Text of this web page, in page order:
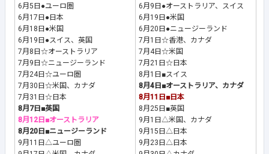
6月5日●ユーロ圏
6月17日●日本
6月18日●米国
6月19日●スイス、英国
7月8日☆オーストラリア
7月9日☆ニュージーランド
7月24日☆ユーロ圏
7月30日☆米国、カナダ
7月31日☆日本
8月7日■英国
8月12日■オーストラリア
8月20日■ニュージーランド
9月11日△ユーロ圏
6月9日●オーストラリア、スイス
6月19日●米国
6月20日●ニュージーランド
7月1日☆香港、カナダ
7月4日☆米国
7月21日☆日本
8月1日■スイス
8月4日■オーストラリア、カナダ
8月11日■日本
8月25日■英国
9月1日△米国、カナダ
9月15日△日本
9月23日△日本